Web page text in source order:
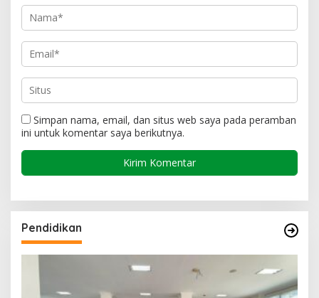
Simpan nama, email, dan situs web saya pada peramban
ini untuk komentar saya berikutnya.
Pendidikan